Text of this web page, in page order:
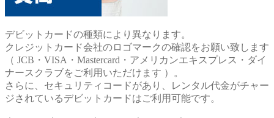
デビットカードの種類により異なります。
クレジットカード会社のロゴマークの確認をお願い致します
（ JCB・VISA・Mastercard・アメリカンエキスプレス・ダイ
ナースクラブをご利用いただけます ）。
さらに、セキュリティコードがあり、レンタル代金がチャー
ジされているデビットカードはご利用可能です。